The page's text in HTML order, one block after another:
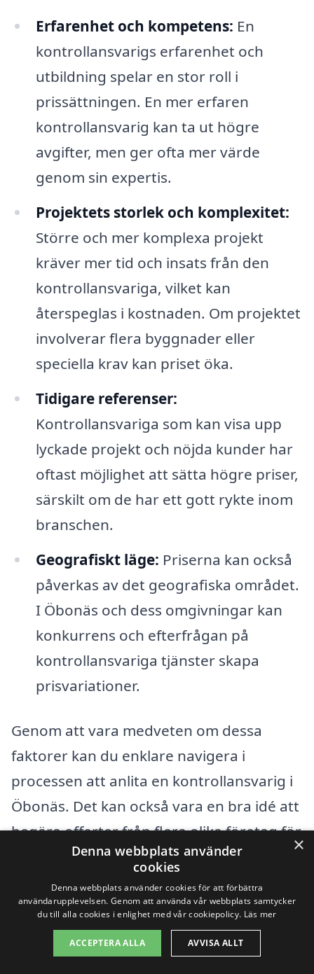
Erfarenhet och kompetens: En
kontrollansvarigs erfarenhet och
utbildning spelar en stor roll i
prissättningen. En mer erfaren
kontrollansvarig kan ta ut högre
avgifter, men ger ofta mer värde
genom sin expertis.
Projektets storlek och komplexitet:
Större och mer komplexa projekt
kräver mer tid och insats från den
kontrollansvariga, vilket kan
återspeglas i kostnaden. Om projektet
involverar flera byggnader eller
speciella krav kan priset öka.
Tidigare referenser:
Kontrollansvariga som kan visa upp
lyckade projekt och nöjda kunder har
oftast möjlighet att sätta högre priser,
särskilt om de har ett gott rykte inom
branschen.
Geografiskt läge: Priserna kan också
påverkas av det geografiska området.
I Öbonäs och dess omgivningar kan
konkurrens och efterfrågan på
kontrollansvariga tjänster skapa
prisvariationer.
Genom att vara medveten om dessa
faktorer kan du enklare navigera i
processen att anlita en kontrollansvarig i
Öbonäs. Det kan också vara en bra idé att
begära offerter från flera olika företag för
att jämföra priser och tjänster.
Som en del av din research, se också till
att ställa frågor om vad som ingår i deras
tjänster, eventuella tilläggskostnader
×
Denna webbplats använder
cookies
Denna webbplats använder cookies för att förbättra
användarupplevelsen. Genom att använda vår webbplats samtycker
du till alla cookies i enlighet med vår cookiepolicy. Läs mer
ACCEPTERA ALLA AVVISA ALLT